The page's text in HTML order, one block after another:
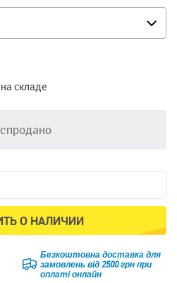
складе
О НАЛИЧИИ
Безкоштовна доставка для
замовлень від 2500 грн при
оплаті онлайн